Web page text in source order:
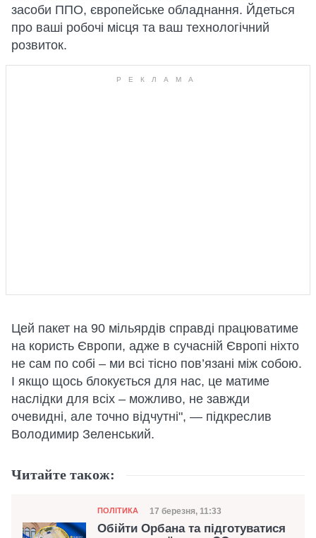
засоби ППО, європейське обладнання. Йдеться
про ваші робочі місця та ваш технологічний
розвиток.
Цей пакет на 90 мільярдів справді працюватиме
на користь Європи, адже в сучасній Європі ніхто
не сам по собі – ми всі тісно пов’язані між собою.
І якщо щось блокується для нас, це матиме
наслідки для всіх – можливо, не завжди
очевидні, але точно відчутні", — підкреслив
Володимир Зеленський.
Читайте також:
Категорія
ПОЛІТИКА Дата публікації
17 березня, 11:33
Обійти Орбана та підготуватися